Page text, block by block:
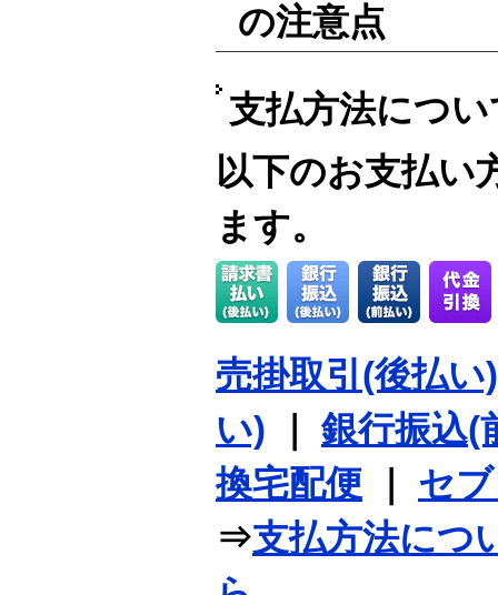
の注意点
支払方法につい
以下のお支払い
ます。
売掛取引(後払い)
い) ｜銀行振込(
換宅配便
セ
⇒支払方法につ